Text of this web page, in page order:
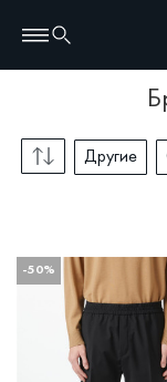
Другие
-50%